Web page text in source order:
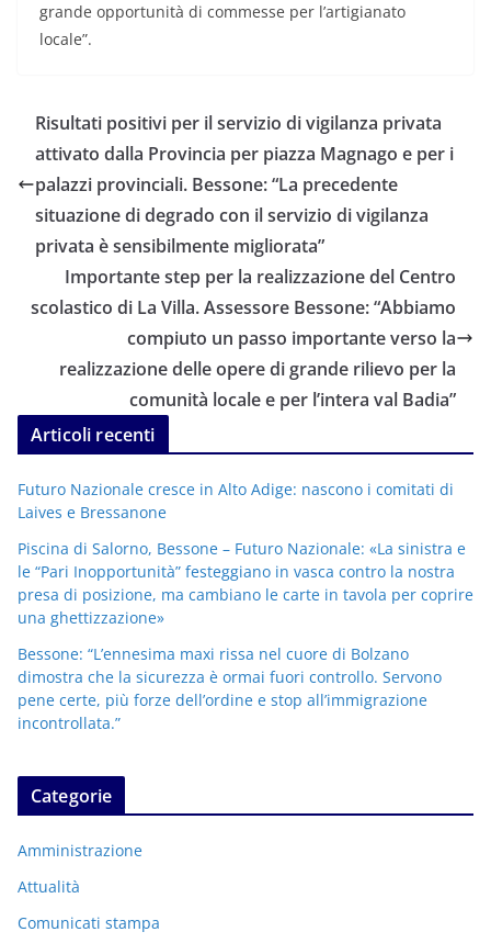
grande opportunità di commesse per l’artigianato
locale”.
Risultati positivi per il servizio di vigilanza privata
attivato dalla Provincia per piazza Magnago e per i
palazzi provinciali. Bessone: “La precedente
situazione di degrado con il servizio di vigilanza
privata è sensibilmente migliorata”
Importante step per la realizzazione del Centro
scolastico di La Villa. Assessore Bessone: “Abbiamo
compiuto un passo importante verso la
realizzazione delle opere di grande rilievo per la
comunità locale e per l’intera val Badia”
Articoli recenti
Futuro Nazionale cresce in Alto Adige: nascono i comitati di
Laives e Bressanone
Piscina di Salorno, Bessone – Futuro Nazionale: «La sinistra e
le “Pari Inopportunità” festeggiano in vasca contro la nostra
presa di posizione, ma cambiano le carte in tavola per coprire
una ghettizzazione»
Bessone: “L’ennesima maxi rissa nel cuore di Bolzano
dimostra che la sicurezza è ormai fuori controllo. Servono
pene certe, più forze dell’ordine e stop all’immigrazione
incontrollata.”
Categorie
Amministrazione
Attualità
Comunicati stampa